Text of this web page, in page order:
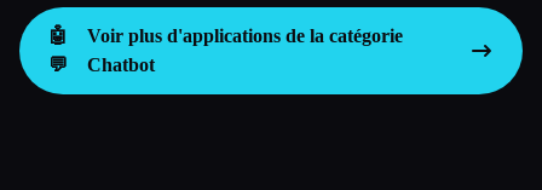
🤖
💬
Voir plus d'applications de la catégorie
Chatbot